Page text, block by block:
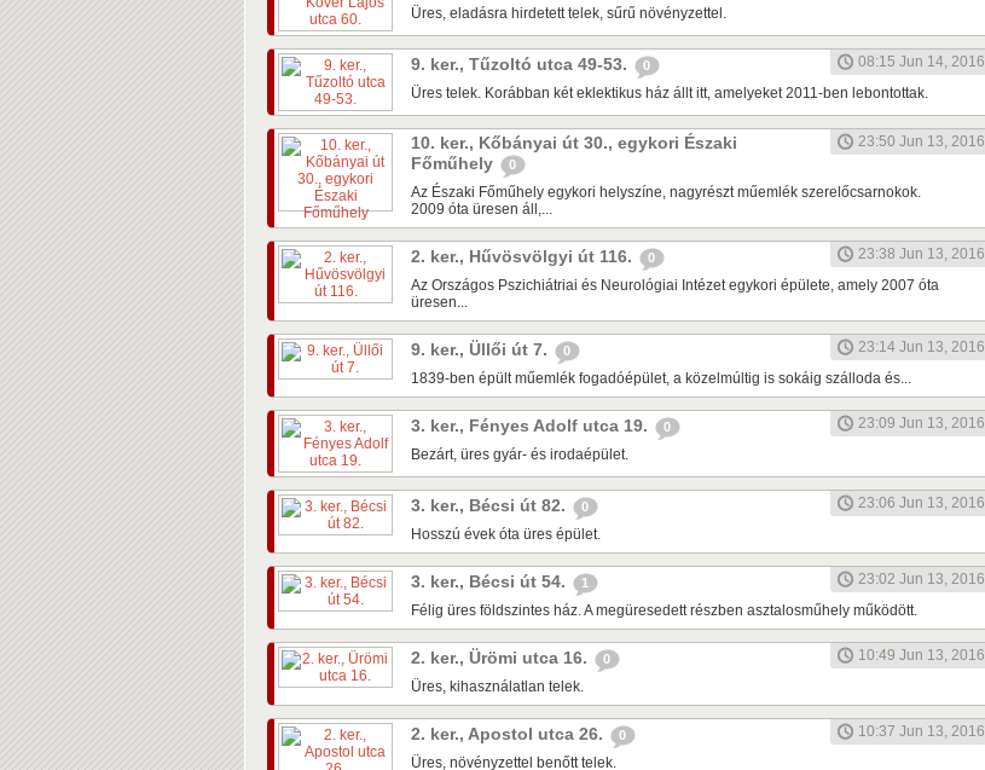
Üres, eladásra hirdetett telek, sűrű növényzettel.
9. ker., Tűzoltó utca 49-53. 0
08:15 Jun 14, 2016
Üres telek. Korábban két eklektikus ház állt itt, amelyeket 2011-ben lebontottak.
10. ker., Kőbányai út 30., egykori Északi
Főműhely
0
23:50 Jun 13, 2016
Az Északi Főműhely egykori helyszíne, nagyrészt műemlék szerelőcsarnokok.
2009 óta üresen áll,...
2. ker., Hűvösvölgyi út 116. 0
23:38 Jun 13, 2016
Az Országos Pszichiátriai és Neurológiai Intézet egykori épülete, amely 2007 óta
üresen...
9. ker., Üllői út 7. 0
23:14 Jun 13, 2016
1839-ben épült műemlék fogadóépület, a közelmúltig is sokáig szálloda és...
3. ker., Fényes Adolf utca 19. 0
23:09 Jun 13, 2016
Bezárt, üres gyár- és irodaépület.
3. ker., Bécsi út 82. 0
23:06 Jun 13, 2016
Hosszú évek óta üres épület.
3. ker., Bécsi út 54. 1
23:02 Jun 13, 2016
Félig üres földszintes ház. A megüresedett részben asztalosműhely működött.
2. ker., Ürömi utca 16. 0
10:49 Jun 13, 2016
Üres, kihasználatlan telek.
2. ker., Apostol utca 26. 0
10:37 Jun 13, 2016
Üres, növényzettel benőtt telek.